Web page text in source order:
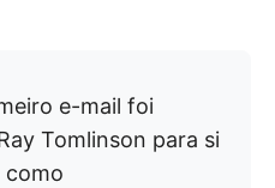
e-mail foi
Tomlinson para si
como